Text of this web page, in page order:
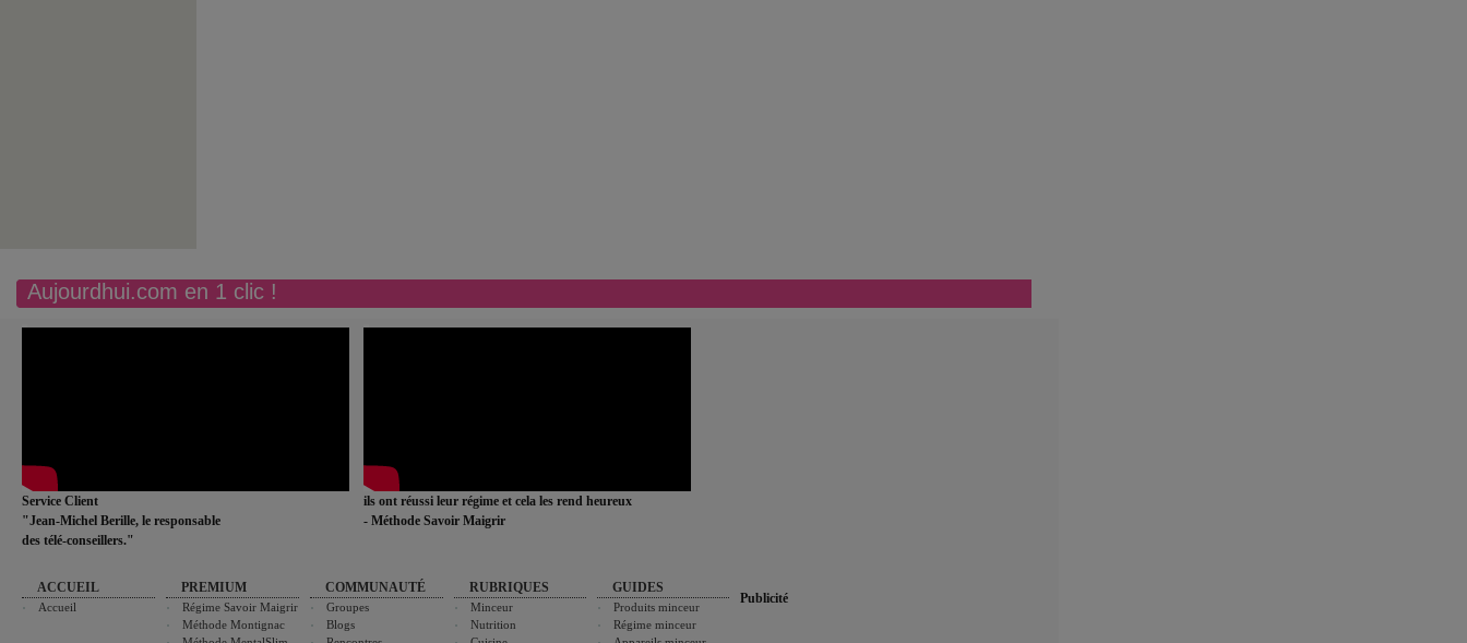
Aujourdhui.com en 1 clic !
Service Client
"Jean-Michel Berille, le responsable
des télé-conseillers."
ils ont réussi leur régime et cela les rend heureux
- Méthode Savoir Maigrir
ACCUEIL
Accueil
PREMIUM
Régime Savoir Maigrir
Méthode Montignac
COMMUNAUTÉ
Groupes
Blogs
RUBRIQUES
Minceur
Nutrition
GUIDES
Produits minceur
Régime minceur
Publicité